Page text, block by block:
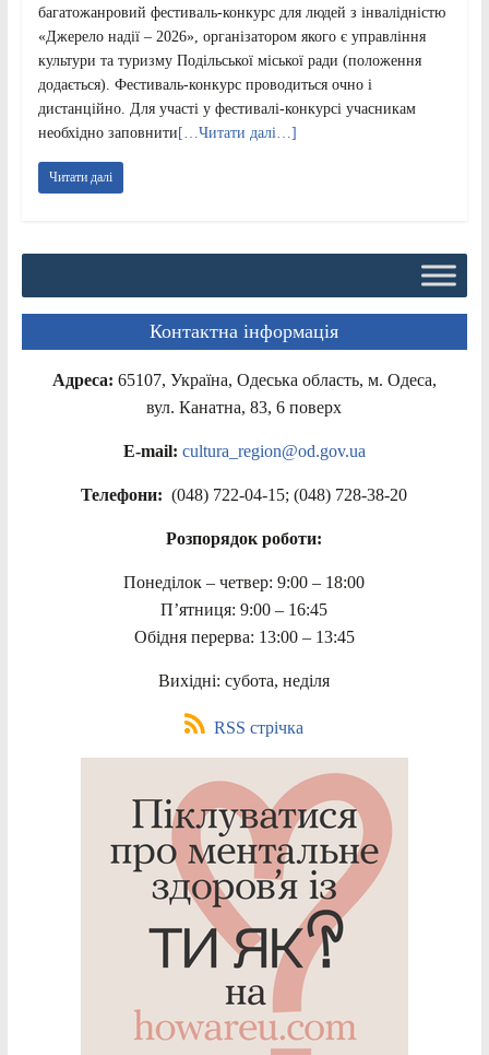
багатожанровий фестиваль-конкурс для людей з інвалідністю
«Джерело надії – 2026», організатором якого є управління
культури та туризму Подільської міської ради (положення
додається). Фестиваль-конкурс проводиться очно і
дистанційно. Для участі у фестивалі-конкурсі учасникам
необхідно заповнити[…Читати далі…]
Читати далі
Контактна інформація
Адреса: 65107, Україна, Одеська область, м. Одеса,
вул. Канатна, 83, 6 поверх
E-mail: cultura_region@od.gov.ua
Телефони: (048) 722-04-15; (048) 728-38-20
Розпорядок роботи:
Понеділок – четвер: 9:00 – 18:00
П’ятниця: 9:00 – 16:45
Обідня перерва: 13:00 – 13:45
Вихідні: субота, неділя
RSS стрічка